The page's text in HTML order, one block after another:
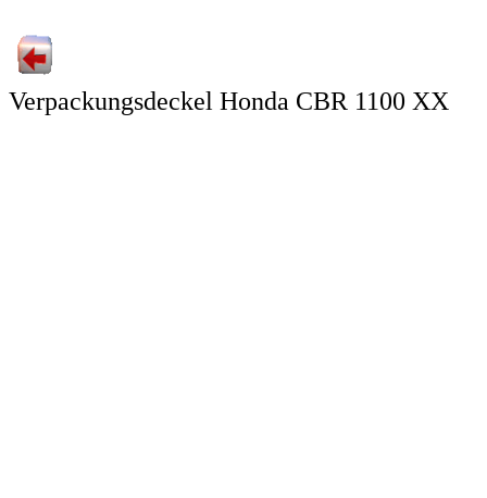
Verpackungsdeckel Honda CBR 1100 XX